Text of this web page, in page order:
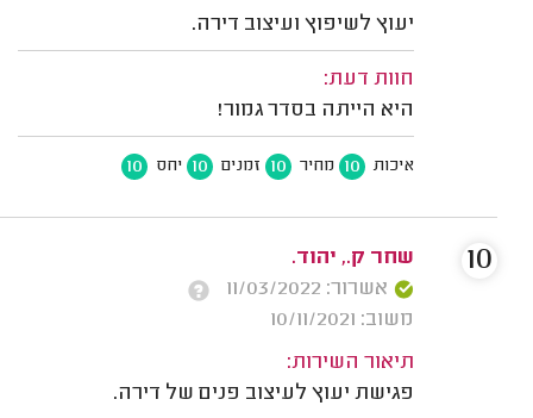
יעוץ לשיפוץ ועיצוב דירה.
חוות דעת:
היא הייתה בסדר גמור!
איכות 10 מחיר 10 זמנים 10 יחס 10
שחר ק., יהוד.
אשרור: 11/03/2022
משוב: 10/11/2021
תיאור השירות:
פגישת יעוץ לעיצוב פנים של דירה.
10